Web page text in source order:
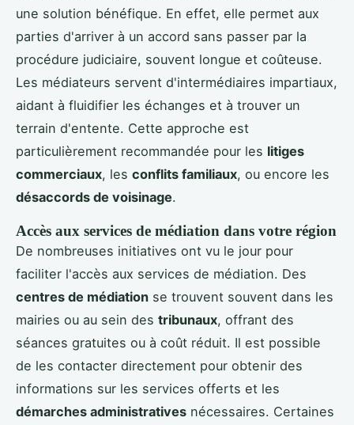
une solution bénéfique. En effet, elle permet aux
parties d'arriver à un accord sans passer par la
procédure judiciaire, souvent longue et coûteuse.
Les médiateurs servent d'intermédiaires impartiaux,
aidant à fluidifier les échanges et à trouver un
terrain d'entente. Cette approche est
particulièrement recommandée pour les litiges
commerciaux, les conflits familiaux, ou encore les
désaccords de voisinage.
Accès aux services de médiation dans votre région
De nombreuses initiatives ont vu le jour pour
faciliter l'accès aux services de médiation. Des
centres de médiation se trouvent souvent dans les
mairies ou au sein des tribunaux, offrant des
séances gratuites ou à coût réduit. Il est possible
de les contacter directement pour obtenir des
informations sur les services offerts et les
démarches administratives nécessaires. Certaines